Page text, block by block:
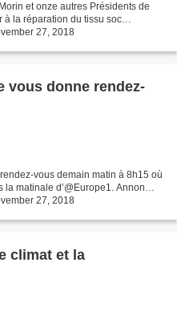
et onze autres Présidents de
à la réparation du tissu soc…
27, 2018
vous donne rendez-
vous demain matin à 8h15 où
la matinale d’@Europe1. Annon…
27, 2018
climat et la